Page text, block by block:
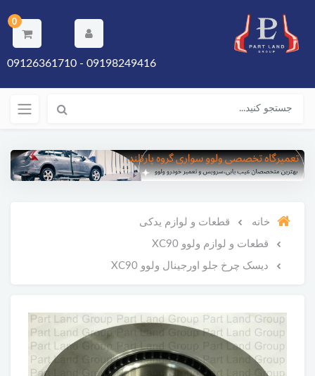
0
09198249416 - 09126361710
خانه قطعات و لوازم یدکی
قطعات و لوازم ولوو XC90
دیسک چرخ جلو اورجینال ولوو XC90